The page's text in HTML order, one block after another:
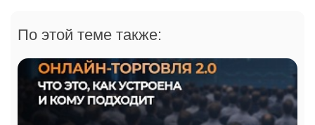
По этой теме также: